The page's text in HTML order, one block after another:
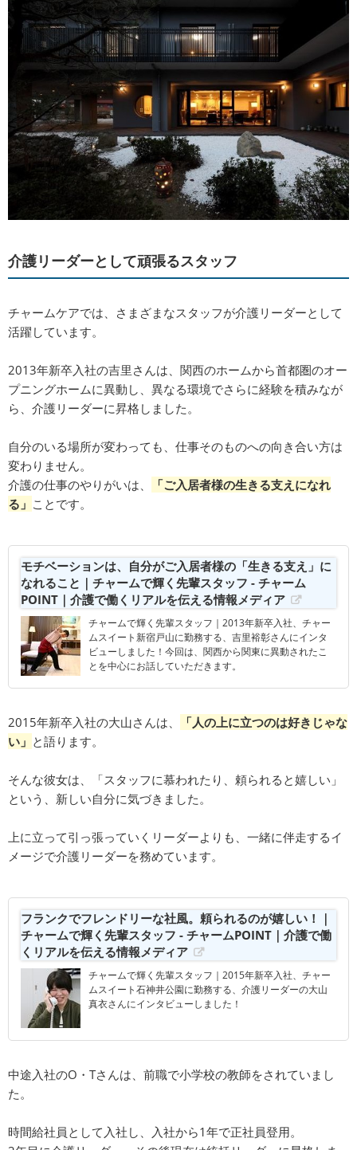
介護リーダーとして頑張るスタッフ
チャームケアでは、さまざまなスタッフが介護リーダーとして
活躍しています。
2013年新卒入社の吉里さんは、関西のホームから首都圏のオー
プニングホームに異動し、異なる環境でさらに経験を積みなが
ら、介護リーダーに昇格しました。
自分のいる場所が変わっても、仕事そのものへの向き合い方は
変わりません。
介護の仕事のやりがいは、
「ご入居者様の生きる支えになれ
る」 ことです。
モチベーションは、自分がご入居者様の「生きる支え」に
なれること｜チャームで輝く先輩スタッフ - チャーム
POINT｜介護で働くリアルを伝える情報メディア
チャームで輝く先輩スタッフ｜2013年新卒入社、チャー
ムスイート新宿戸山に勤務する、吉里裕彰さんにインタ
ビューしました！今回は、関西から関東に異動されたこ
とを中心にお話していただきます。
2015年新卒入社の大山さんは、
「人の上に立つのは好きじゃな
い」 と語ります。
そんな彼女は、「スタッフに慕われたり、頼られると嬉しい」
という、新しい自分に気づきました。
上に立って引っ張っていくリーダーよりも、一緒に伴走するイ
メージで介護リーダーを務めています。
フランクでフレンドリーな社風。頼られるのが嬉しい！｜
チャームで輝く先輩スタッフ - チャームPOINT｜介護で働
くリアルを伝える情報メディア
チャームで輝く先輩スタッフ｜2015年新卒入社、チャー
ムスイート石神井公園に勤務する、介護リーダーの大山
真衣さんにインタビューしました！
中途入社のO・Tさんは、前職で小学校の教師をされていまし
た。
時間給社員として入社し、入社から1年で正社員登用。